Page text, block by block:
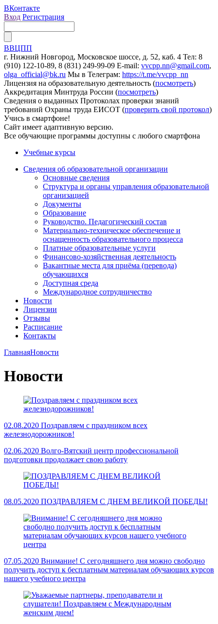
ВКонтакте
Вход Регистрация
ВВЦПП
г. Нижний Новгород, Московское шоссе, д. 52, каб. 4 Тел: 8
(910) 122-10-89, 8 (831) 249-99-09 E-mail: vvcpp.nn@gmail.com,
olga_official@bk.ru Мы в Телеграм: https://t.me/vvcpp_nn
Лицензия на образовательную деятельность (посмотреть)
Аккредитация Минтруда России (посмотреть)
Сведения о выданных Протоколах проверки знаний
требований Охраны труда ЕИСОТ (проверить свой протокол)
Учись в смартфоне!
Сайт имеет адаптивную версию.
Все обучающие программы доступны с любого смартфона
Учебные курсы
Сведения об образовательной организации
Основные сведения
Структура и органы управления образовательной
организацией
Документы
Образование
Руководство. Педагогический состав
Материально-техническое обеспечение и
оснащенность образовательного процесса
Платные образовательные услуги
Финансово-хозяйственная деятельность
Вакантные места для приёма (перевода)
обучающихся
Доступная среда
Международное сотрудничество
Новости
Лицензии
Отзывы
Расписание
Контакты
ГлавнаяНовости
Новости
02.08.2020 Поздравляем с праздником всех
железнодорожников!
02.06.2020 Волго-Вятский центр профессиональной
подготовки продолжает свою работу
08.05.2020 ПОЗДРАВЛЯЕМ С ДНЕМ ВЕЛИКОЙ ПОБЕДЫ!
07.05.2020 Внимание! С сегодняшнего дня можно свободно
получить доступ к бесплатным материалам обучающих курсов
нашего учебного центра